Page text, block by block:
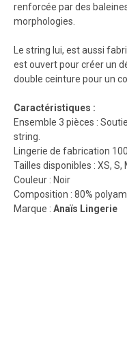
renforcée par des
morphologies.
Le string lui, est aussi
est ouvert pour créer un
double ceinture pour un
Caractéristiques :
Ensemble 3 pièces :
string.
Lingerie de fabrication
Tailles disponibles : XS, S,
Couleur : Noir
Composition : 80%
Marque : Anaïs Lingerie